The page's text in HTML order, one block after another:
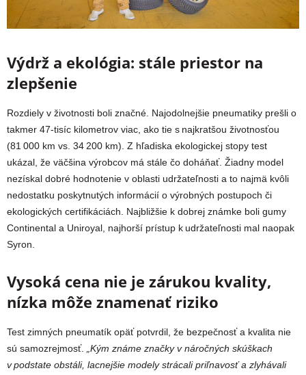
Výdrž a ekológia: stále priestor na
zlepšenie
Rozdiely v životnosti boli značné. Najodolnejšie pneumatiky prešli o
takmer 47-tisíc kilometrov viac, ako tie s najkratšou životnosťou
(81 000 km vs. 34 200 km). Z hľadiska ekologickej stopy test
ukázal, že väčšina výrobcov má stále čo doháňať. Žiadny model
nezískal dobré hodnotenie v oblasti udržateľnosti a to najmä kvôli
nedostatku poskytnutých informácií o výrobných postupoch či
ekologických certifikáciách. Najbližšie k dobrej známke boli gumy
Continental a Uniroyal, najhorší prístup k udržateľnosti mal naopak
Syron.
Vysoká cena nie je zárukou kvality,
nízka môže znamenať riziko
Test zimných pneumatík opäť potvrdil, že bezpečnosť a kvalita nie
sú samozrejmosť.
„Kým známe značky v náročných skúškach
v podstate obstáli, lacnejšie modely strácali priľnavosť a zlyhávali